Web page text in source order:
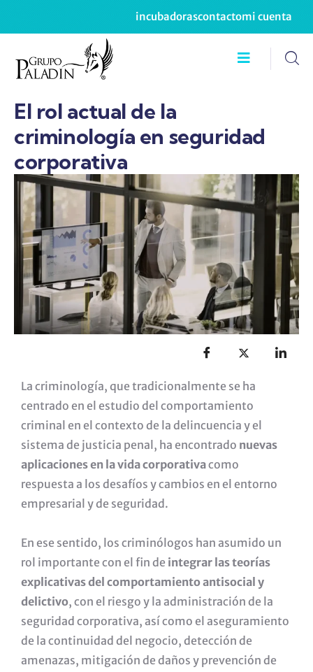
incubadorascontactomi cuenta
El rol actual de la
criminología en seguridad
corporativa
La criminología, que tradicionalmente se ha
centrado en el estudio del comportamiento
criminal en el contexto de la delincuencia y el
sistema de justicia penal, ha encontrado nuevas
aplicaciones en la vida corporativacomo
respuesta a los desafíos y cambios en el entorno
empresarial y de seguridad.
En ese sentido, los criminólogos han asumido un
rol importante con el fin de integrar las teorías
explicativas del comportamiento antisocial y
delictivo, con el riesgo y la administración de la
seguridad corporativa, así como el aseguramiento
de la continuidad del negocio, detección de
amenazas, mitigación de daños y prevención de